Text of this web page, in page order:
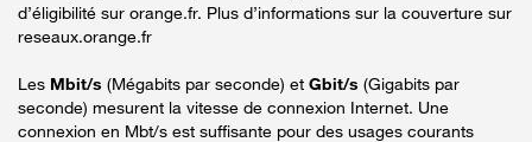
d’éligibilité sur orange.fr. Plus d’informations sur la couverture sur
reseaux.orange.fr
Les Mbit/s (Mégabits par seconde) et Gbit/s (Gigabits par
seconde) mesurent la vitesse de connexion Internet. Une
connexion en Mbt/s est suffisante pour des usages courants